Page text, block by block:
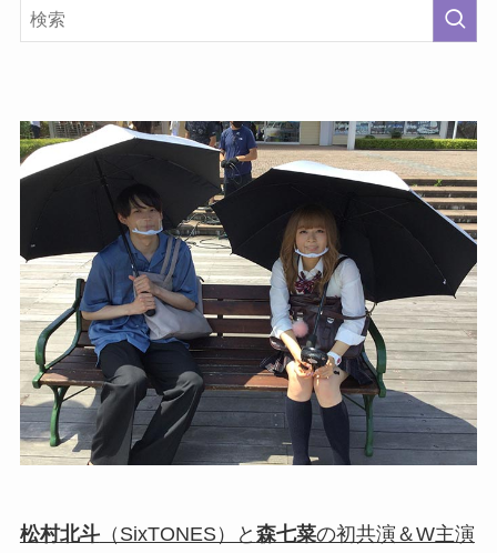
松村北斗（SixTONES）と 森七菜の初共演＆W主演